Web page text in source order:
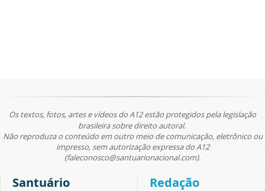
Os textos, fotos, artes e vídeos do A12 estão protegidos pela legislação
brasileira sobre direito autoral.
Não reproduza o conteúdo em outro meio de comunicação, eletrônico ou
impresso, sem autorização expressa do A12
(faleconosco@santuarionacional.com).
Santuário Redação